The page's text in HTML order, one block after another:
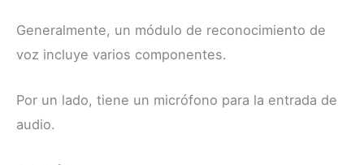
Generalmente, un módulo de reconocimiento de
voz incluye varios componentes.
Por un lado, tiene un micrófono para la entrada de
audio.